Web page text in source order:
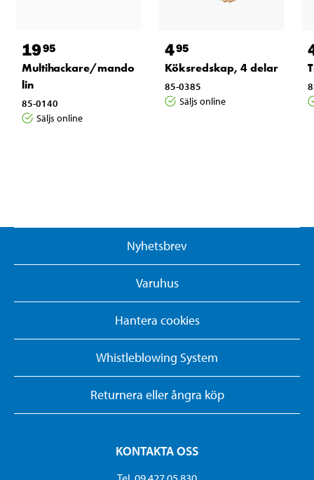
1995
Multihackare/mando
lin
85-0140
Säljs online
495
Köksredskap, 4 delar
85-0385
Säljs online
Nyhetsbrev
Varuhus
Hantera cookies
Whistleblowing System
Returnera eller ångra köp
KONTAKTA OSS